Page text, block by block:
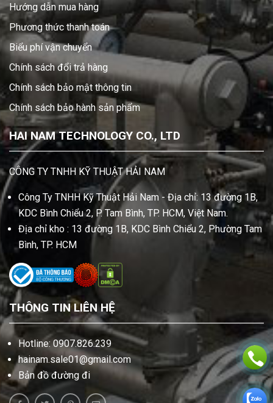
Hướng dẫn mua hàng
Phương thức thanh toán
Biểu phí vận chuyển
Chính sách đổi trả hàng
Chính sách bảo mật thông tin
Chính sách bảo hành sản phẩm
HAI NAM TECHNOLOGY CO., LTD
CÔNG TY TNHH KỸ THUẬT HẢI NAM
Công Ty TNHH Kỹ Thuật Hải Nam - Địa chỉ: 13 đường 1B,
KDC Bình Chiểu 2, P. Tam Bình, TP. HCM, Việt Nam.
Địa chỉ kho : 13 đường 1B, KDC Bình Chiểu 2, Phường Tam
Bình, TP. HCM
THÔNG TIN LIÊN HỆ
Hotline: 0907.826.239
hainam.sale01@gmail.com
Bản đồ đường đi